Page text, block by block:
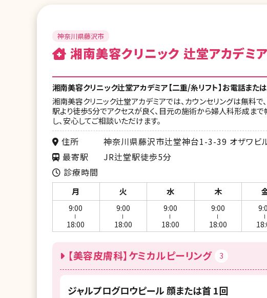
湘南美容皮フ科 千葉院
湘南美容クリニック 流山おおたかの森院
湘南美容クリニック イオン横浜西口院
湘南美容クリニック 武蔵小杉院
湘南美容クリニック 藤沢院
湘南美容クリニック 本厚木院
湘南美容クリニック 新潟院
湘南美容クリニック 富山院
湘南美容クリニック 甲府院
湘南美容クリニック 名古屋駅本院
湘南美容クリニック 四日市院
湘南美容クリニック 京都院
湘南美容クリニック 豊洲院
湘南美容クリニック 北千住院
湘南美容クリニック 二子玉川院
湘南美容クリニック 調布院
湘南美容クリニック 町田院
湘南美容皮フ科 新宿東口院
湘南皮膚科クリニック 町田院
湘南美容皮フ科 札幌大通院
湘南美容クリニック 青森院
湘南美容皮フ科 仙台院
湘南美容クリニック 郡山院
神奈川県藤沢市
湘南美容クリニック 辻堂アカデミア
湘南美容クリニック辻堂アカデミア【二重/糸リフト】お電話また
湘南美容クリニック辻堂アカデミアでは、カウンセリングは無料
駅より徒歩5分でアクセスが良く、目元の施術から婦人科形成ま
し、安心してご相談いただけます。
住所
神奈川県藤沢市辻堂神台1-3-39 オザワビ
最寄駅
JR辻堂駅徒歩5分
診療時間
月 火 水 木
9:00
18:00
9:00
18:00
9:00
18:00
9:00
18:00
【美容皮膚科】ケミカルピーリング 3
ジャルプログロウピール 顔または首 1回